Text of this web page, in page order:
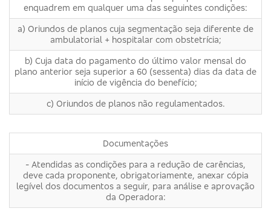
enquadrem em qualquer uma das seguintes condições:
a) Oriundos de planos cuja segmentação seja diferente de
ambulatorial + hospitalar com obstetrícia;
b) Cuja data do pagamento do último valor mensal do
plano anterior seja superior a 60 (sessenta) dias da data de
início de vigência do benefício;
c) Oriundos de planos não regulamentados.
Documentações
- Atendidas as condições para a redução de carências,
deve cada proponente, obrigatoriamente, anexar cópia
legível dos documentos a seguir, para análise e aprovação
da Operadora: